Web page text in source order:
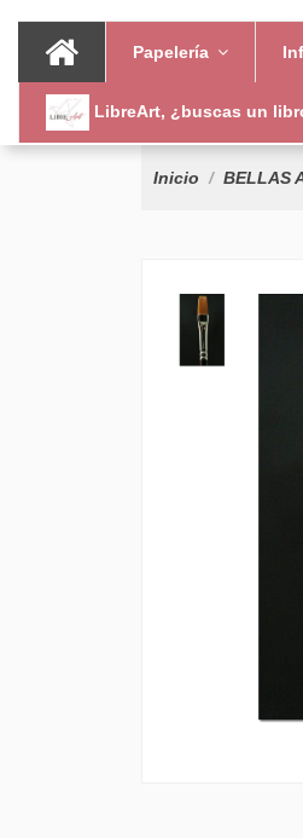
Papelería
LibreArt, ¿buscas un
Inicio BELLAS